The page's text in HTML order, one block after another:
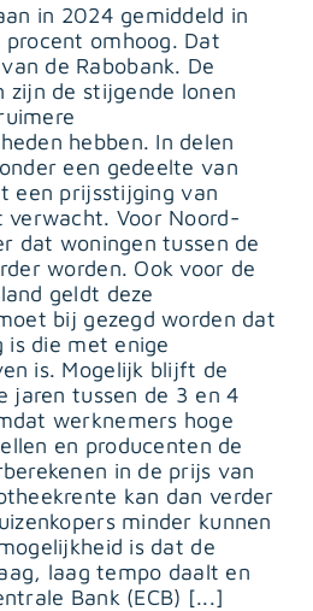
in 2024 gemiddeld in
omhoog. Dat
de Rabobank. De
zijn de stijgende lonen
hebben. In delen
een gedeelte van
een prijsstijging van
verwacht. Voor Noord-
dat woningen tussen de
worden. Ook voor de
geldt deze
bij gezegd worden dat
is die met enige
is. Mogelijk blijft de
jaren tussen de 3 en 4
werknemers hoge
en producenten de
in de prijs van
kan dan verder
minder kunnen
is dat de
laag tempo daalt en
Bank (ECB) [...]